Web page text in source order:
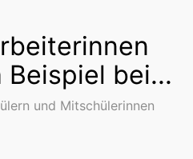
bei...
und Mitschülerinnen